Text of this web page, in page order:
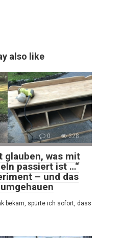
also like
0 328
glauben, was mit
passiert ist …“
– und das
bekam, spürte ich sofort, dass